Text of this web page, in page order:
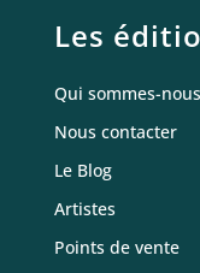
Les
Qui sommes-
Nous contacter
Le Blog
Artistes
Points de vente